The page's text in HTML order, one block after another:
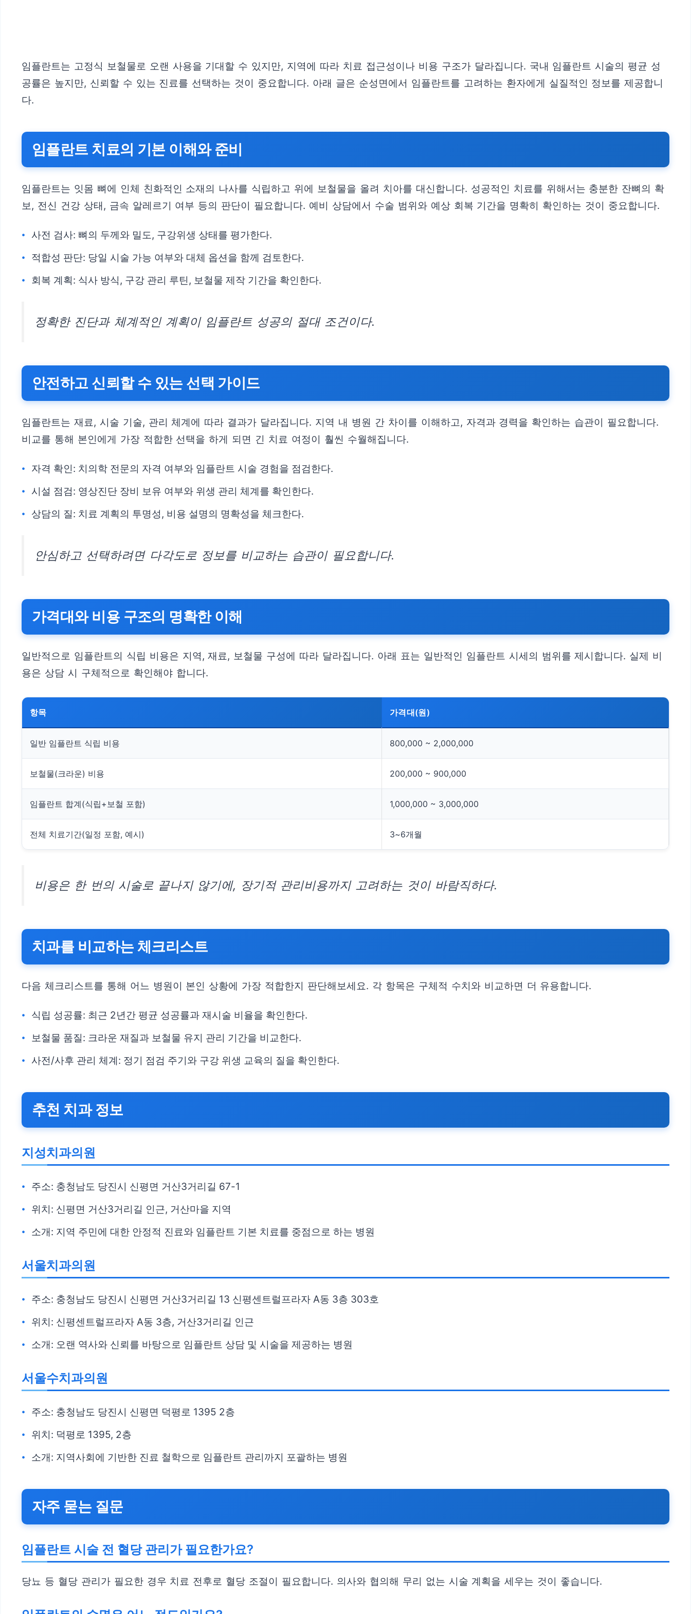
임플란트는 고정식 보철물로 오랜 사용을 기대할 수 있지만, 지역에 따라 치료 접근성이나 비용 구조가 달라집니다. 국내 임플란트 시술의 평균 성
공률은 높지만, 신뢰할 수 있는 진료를 선택하는 것이 중요합니다. 아래 글은 순성면에서 임플란트를 고려하는 환자에게 실질적인 정보를 제공합니
다.
임플란트 치료의 기본 이해와 준비
임플란트는 잇몸 뼈에 인체 친화적인 소재의 나사를 식립하고 위에 보철물을 올려 치아를 대신합니다. 성공적인 치료를 위해서는 충분한 잔뼈의 확
보, 전신 건강 상태, 금속 알레르기 여부 등의 판단이 필요합니다. 예비 상담에서 수술 범위와 예상 회복 기간을 명확히 확인하는 것이 중요합니다.
사전 검사: 뼈의 두께와 밀도, 구강위생 상태를 평가한다.
적합성 판단: 당일 시술 가능 여부와 대체 옵션을 함께 검토한다.
회복 계획: 식사 방식, 구강 관리 루틴, 보철물 제작 기간을 확인한다.
정확한 진단과 체계적인 계획이 임플란트 성공의 절대 조건이다.
안전하고 신뢰할 수 있는 선택 가이드
임플란트는 재료, 시술 기술, 관리 체계에 따라 결과가 달라집니다. 지역 내 병원 간 차이를 이해하고, 자격과 경력을 확인하는 습관이 필요합니다.
비교를 통해 본인에게 가장 적합한 선택을 하게 되면 긴 치료 여정이 훨씬 수월해집니다.
자격 확인: 치의학 전문의 자격 여부와 임플란트 시술 경험을 점검한다.
시설 점검: 영상진단 장비 보유 여부와 위생 관리 체계를 확인한다.
상담의 질: 치료 계획의 투명성, 비용 설명의 명확성을 체크한다.
안심하고 선택하려면 다각도로 정보를 비교하는 습관이 필요합니다.
가격대와 비용 구조의 명확한 이해
일반적으로 임플란트의 식립 비용은 지역, 재료, 보철물 구성에 따라 달라집니다. 아래 표는 일반적인 임플란트 시세의 범위를 제시합니다. 실제 비
용은 상담 시 구체적으로 확인해야 합니다.
항목 가격대(원)
일반 임플란트 식립 비용 800,000 ~ 2,000,000
보철물(크라운) 비용 200,000 ~ 900,000
임플란트 합계(식립+보철 포함) 1,000,000 ~ 3,000,000
전체 치료기간(일정 포함, 예시) 3~6개월
비용은 한 번의 시술로 끝나지 않기에, 장기적 관리비용까지 고려하는 것이 바람직하다.
치과를 비교하는 체크리스트
다음 체크리스트를 통해 어느 병원이 본인 상황에 가장 적합한지 판단해보세요. 각 항목은 구체적 수치와 비교하면 더 유용합니다.
식립 성공률: 최근 2년간 평균 성공률과 재시술 비율을 확인한다.
보철물 품질: 크라운 재질과 보철물 유지 관리 기간을 비교한다.
사전/사후 관리 체계: 정기 점검 주기와 구강 위생 교육의 질을 확인한다.
추천 치과 정보
지성치과의원
주소: 충청남도 당진시 신평면 거산3거리길 67-1
위치: 신평면 거산3거리길 인근, 거산마을 지역
소개: 지역 주민에 대한 안정적 진료와 임플란트 기본 치료를 중점으로 하는 병원
서울치과의원
주소: 충청남도 당진시 신평면 거산3거리길 13 신평센트럴프라자 A동 3층 303호
위치: 신평센트럴프라자 A동 3층, 거산3거리길 인근
소개: 오랜 역사와 신뢰를 바탕으로 임플란트 상담 및 시술을 제공하는 병원
서울수치과의원
주소: 충청남도 당진시 신평면 덕평로 1395 2층
위치: 덕평로 1395, 2층
소개: 지역사회에 기반한 진료 철학으로 임플란트 관리까지 포괄하는 병원
자주 묻는 질문
임플란트 시술 전 혈당 관리가 필요한가요?
당뇨 등 혈당 관리가 필요한 경우 치료 전후로 혈당 조절이 필요합니다. 의사와 협의해 무리 없는 시술 계획을 세우는 것이 좋습니다.